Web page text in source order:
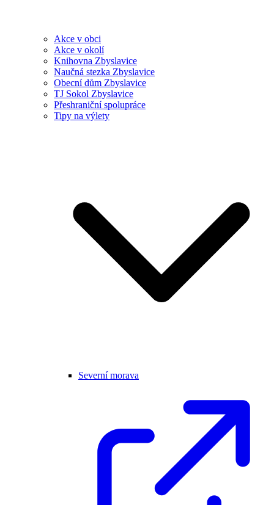
Akce v obci
Akce v okolí
Knihovna Zbyslavice
Naučná stezka Zbyslavice
Obecní dům Zbyslavice
TJ Sokol Zbyslavice
Přeshraniční spolupráce
Tipy na výlety
Severní morava